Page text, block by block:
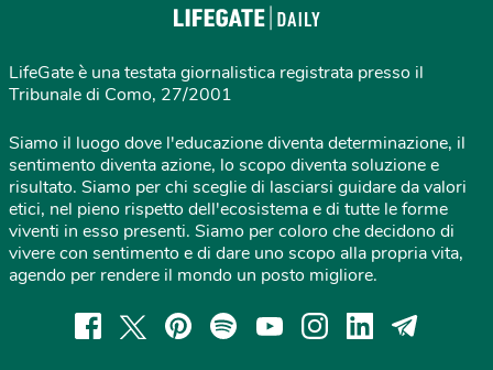
LifeGate è una testata giornalistica registrata presso il
Tribunale di Como, 27/2001
Siamo il luogo dove l'educazione diventa determinazione, il
sentimento diventa azione, lo scopo diventa soluzione e
risultato. Siamo per chi sceglie di lasciarsi guidare da valori
etici, nel pieno rispetto dell'ecosistema e di tutte le forme
viventi in esso presenti. Siamo per coloro che decidono di
vivere con sentimento e di dare uno scopo alla propria vita,
agendo per rendere il mondo un posto migliore.